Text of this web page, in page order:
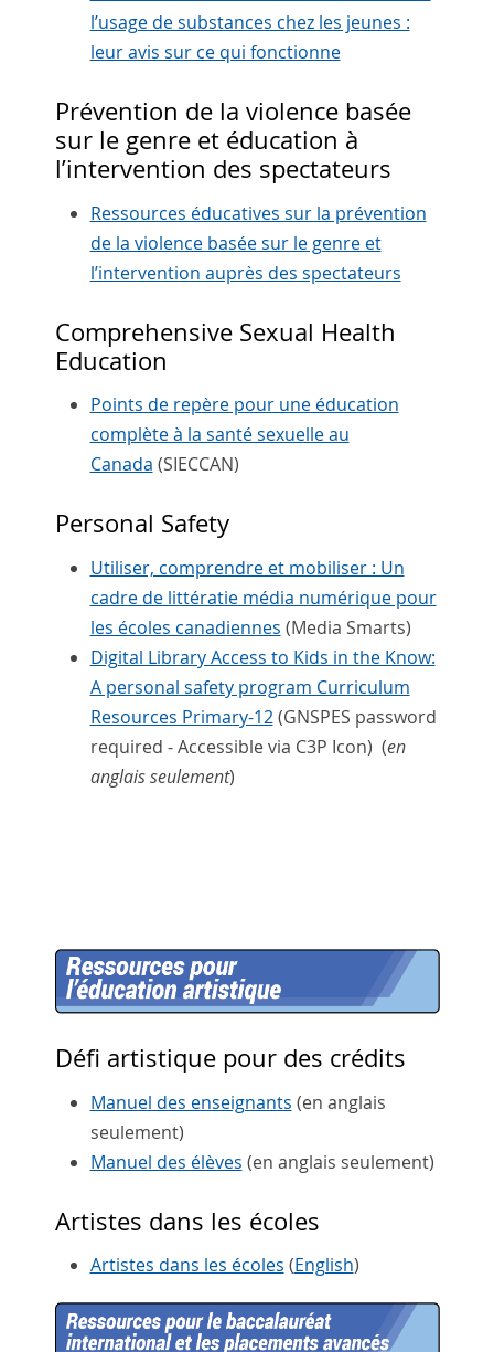
l’usage de substances chez les jeunes :
leur avis sur ce qui fonctionne
Prévention de la violence basée
sur le genre et éducation à
l’intervention des spectateurs
Ressources éducatives sur la prévention
de la violence basée sur le genre et
l’intervention auprès des spectateurs
Comprehensive Sexual Health
Education
Points de repère pour une éducation
complète à la santé sexuelle au
Canada (SIECCAN)
Personal Safety
Utiliser, comprendre et mobiliser : Un
cadre de littératie média numérique pour
les écoles canadiennes (Media Smarts)
Digital Library Access to Kids in the Know:
A personal safety program Curriculum
Resources Primary-12(GNSPES password
required - Accessible via C3P Icon) (en
anglais seulement)
Défi artistique pour des crédits
Manuel des enseignants (en anglais
seulement)
Manuel des élèves (en anglais seulement)
Artistes dans les écoles
Artistes dans les écoles (English)